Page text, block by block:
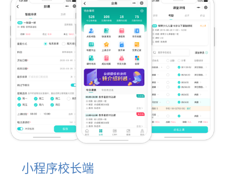
小程序校长端